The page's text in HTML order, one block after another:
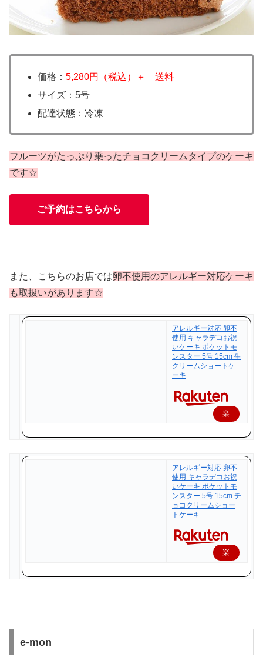
価格：5,280円（税込）＋ 送料
サイズ：5号
配達状態：冷凍
フルーツがたっぷり乗ったチョコクリームタイプのケーキ
です☆
ご予約はこちらから
また、こちらのお店では卵不使用のアレルギー対応ケーキ
も取扱いがあります☆
アレルギー対応 卵不
使用 キャラデコお祝
いケーキ ポケットモ
ンスター 5号 15cm 生
クリームショートケ
ーキ
楽
入
アレルギー対応 卵不
使用 キャラデコお祝
いケーキ ポケットモ
ンスター 5号 15cm チ
ョコクリームショー
トケーキ
楽
e-mon